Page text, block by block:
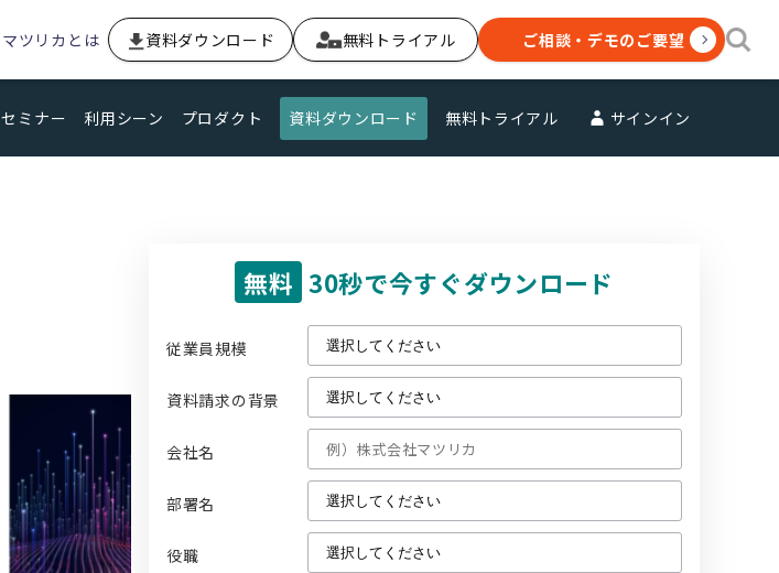
マツリカとは 資料ダウンロード 無料トライアル ご相談・デモのご要望
セミナー 利用シーン プロダクト 資料ダウンロード 無料トライアル サインイン
無料 30秒で今すぐダウンロード
従業員規模
資料請求の背景
会社名
部署名
役職